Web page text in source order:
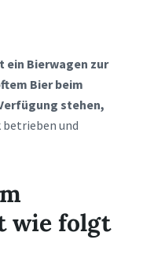
ein Bierwagen zur
Bier beim
stehen,
betrieben und
wie folgt